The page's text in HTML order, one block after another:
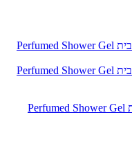
Famirel גל רחצה מבושם לחות אינטנסיבית Perfumed Shower Gel